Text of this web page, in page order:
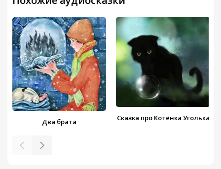
Два брата Сказка про Котёнка Уголька